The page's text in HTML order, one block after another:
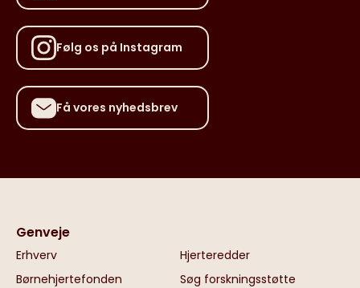
Følg os på Instagram
Få vores nyhedsbrev
Genveje
Erhverv
Hjerteredder
Børnehjertefonden
Søg forskningsstøtte